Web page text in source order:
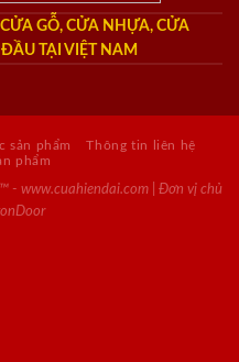
GỖ, CỬA NHỰA, CỬA
TẠI VIỆT NAM
sản phẩm
Thông tin liên hệ
phẩm
www.cuahiendai.com | Đơn vị chủ